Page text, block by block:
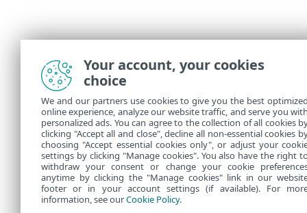
Your account, your cookies
choice
We and our partners use cookies to give you the best
online experience, analyze our website traffic, and serve you
personalized ads. You can agree to the collection of all cookies
clicking "Accept all and close", decline all non-essential cookies
choosing "Accept essential cookies only", or adjust your
settings by clicking "Manage cookies". You also have the right
withdraw your consent or change your cookie
anytime by clicking the "Manage cookies" link in our
footer or in your account settings (if available). For
information, see ourCookie Policy.